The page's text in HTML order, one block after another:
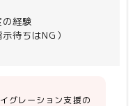
）、詳細設計、製
の経験
待ちはNG）
グレーション支援の